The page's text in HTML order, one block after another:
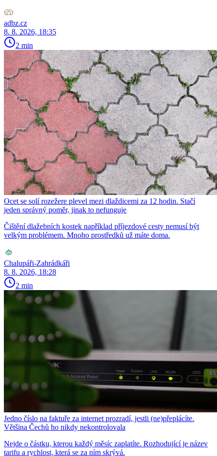
adbz.cz
8. 8. 2026, 18:35
2 min
Ocet se solí rozežere plevel mezi dlaždicemi za 12 hodin. Stačí
jeden správný poměr, jinak to nefunguje
Čištění dlažebních kostek například příjezdové cesty nemusí být
velkým problémem. Mnoho prostředků už máte doma.
Chalupáři-Zahrádkáři
8. 8. 2026, 18:28
2 min
Jedno číslo na faktuře za internet prozradí, jestli (ne)přeplácíte.
Většina Čechů ho nikdy nekontrolovala
Nejde o částku, kterou každý měsíc zaplatíte. Rozhodující je název
tarifu a rychlost, která se za ním skrývá.